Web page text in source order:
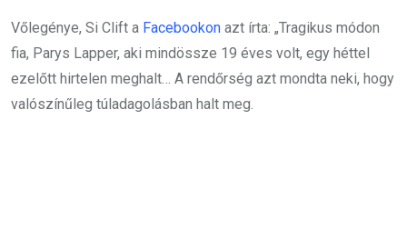
Vőlegénye, Si Clift a Facebookon azt írta: „Tragikus módon
fia, Parys Lapper, aki mindössze 19 éves volt, egy héttel
ezelőtt hirtelen meghalt… A rendőrség azt mondta neki, hogy
valószínűleg túladagolásban halt meg.